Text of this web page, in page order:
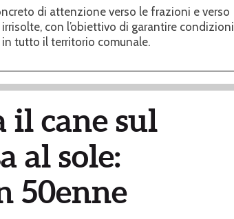
di attenzione verso le frazioni e verso
con l’obiettivo di garantire condizioni
tutto il territorio comunale.
il cane sul
al sole:
50enne